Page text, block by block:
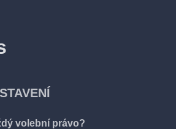
volební právo?